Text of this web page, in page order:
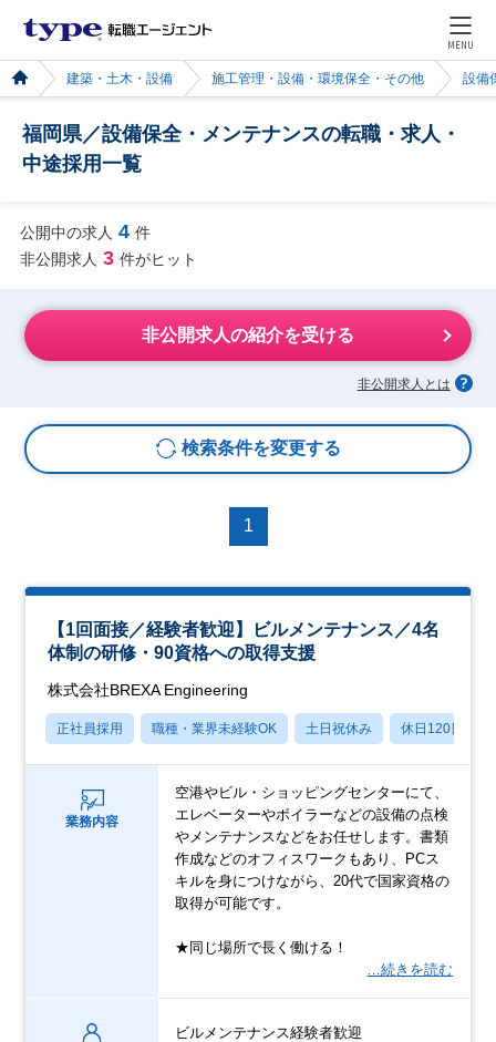
MENU
建築・土木・設備 施工管理・設備・環境保全・その他 設備
福岡県／設備保全・メンテナンスの転職・求人・
中途採用一覧
公開中の求人 4 件
非公開求人 3 件がヒット
非公開求人の紹介を受ける
非公開求人とは
検索条件を変更する
1
【1回面接／経験者歓迎】ビルメンテナンス／4名
体制の研修・90資格への取得支援
株式会社BREXA Engineering
正社員採用 職種・業界未経験OK 土日祝休み 休日120日以上
業務内容
空港やビル・ショッピングセンターにて、
エレベーターやボイラーなどの設備の点検
やメンテナンスなどをお任せします。書類
作成などのオフィスワークもあり、PCス
キルを身につけながら、20代で国家資格の
取得が可能です。
★同じ場所で長く働ける！
…続きを読む
ビルメンテナンス経験者歓迎